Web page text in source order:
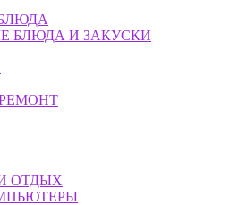
БЛЮДА И ЗАКУСКИ
ОТДЫХ